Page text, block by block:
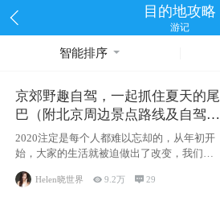
目的地攻略
游记
智能排序
京郊野趣自驾，一起抓住夏天的尾
巴（附北京周边景点路线及自驾攻
略）
2020注定是每个人都难以忘却的，从年初开
始，大家的生活就被迫做出了改变，我们也
不例外。本来双双辞职是为
Helen晓世界 9.2万 29